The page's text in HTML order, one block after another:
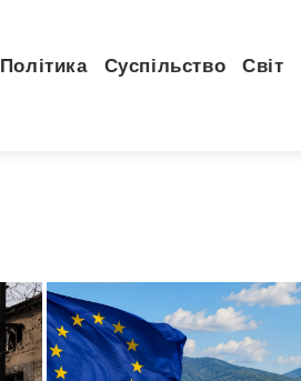
Політика Суспільство Світ